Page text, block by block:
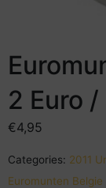
2 Euro
€4,95
Categories: 2011
Euromunten Belgie